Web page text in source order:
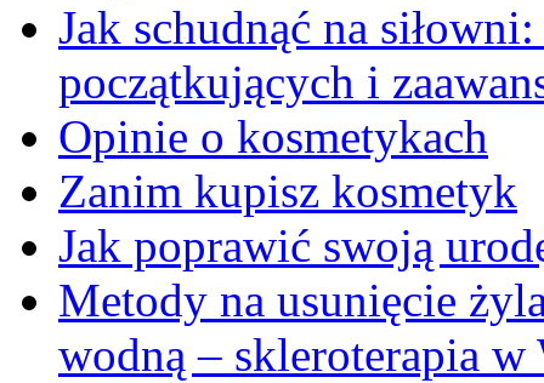
Jak schudnąć na
początkujących i
Opinie o kosmetykach
Zanim kupisz kosmetyk
Jak poprawić swoją
Metody na usunięcie
wodną – skleroterapia w